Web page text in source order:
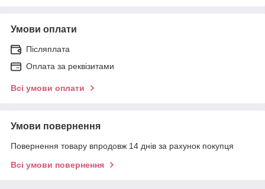
Умови оплати
Післяплата
Оплата за реквізитами
Всі умови оплати
Умови повернення
Повернення товару впродовж 14 днів за рахунок покупця
Всі умови повернення